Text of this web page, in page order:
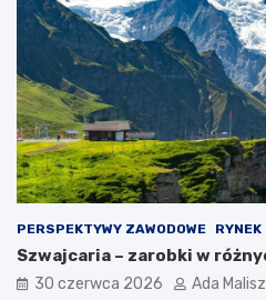
PERSPEKTYWY ZAWODOWE RYNEK
Szwajcaria – zarobki w
30 czerwca 2026 Ada